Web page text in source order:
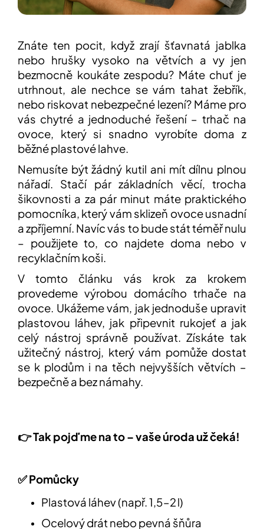
Znáte ten pocit, když zrají šťavnatá jablka
nebo hrušky vysoko na větvích a vy jen
bezmocně koukáte zespodu? Máte chuť je
utrhnout, ale nechce se vám tahat žebřík,
nebo riskovat nebezpečné lezení? Máme pro
vás chytré a jednoduché řešení – trhač na
ovoce, který si snadno vyrobíte doma z
běžné plastové lahve.
Nemusíte být žádný kutil ani mít dílnu plnou
nářadí. Stačí pár základních věcí, trocha
šikovnosti a za pár minut máte praktického
pomocníka, který vám sklizeň ovoce usnadní
a zpříjemní. Navíc vás to bude stát téměř nulu
– použijete to, co najdete doma nebo v
recyklačním koši.
V tomto článku vás krok za krokem
provedeme výrobou domácího trhače na
ovoce. Ukážeme vám, jak jednoduše upravit
plastovou láhev, jak připevnit rukojeť a jak
celý nástroj správně používat. Získáte tak
užitečný nástroj, který vám pomůže dostat
se k plodům i na těch nejvyšších větvích –
bezpečně a bez námahy.
👉Tak pojďme na to – vaše úroda už čeká!
✅ Pomůcky
Plastová láhev (např. 1,5–2 l)
Ocelový drát nebo pevná šňůra